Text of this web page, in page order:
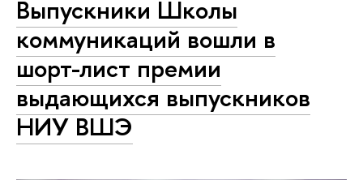
Выпускники Школы
коммуникаций вошли в
шорт-лист премии
выдающихся выпускников
НИУ ВШЭ